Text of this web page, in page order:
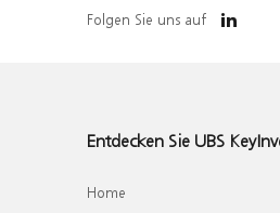
Folgen Sie uns auf
Entdecken Sie UBS
Home